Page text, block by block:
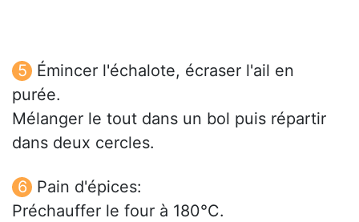
Émincer l'échalote, écraser l'ail en
purée.
Mélanger le tout dans un bol puis répartir
dans deux cercles.
Pain d'épices:
Préchauffer le four à 180°C.